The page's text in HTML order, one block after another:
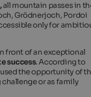
,all mountain passes in
Grödnerjoch, Pordoi
only for
front of an exceptional
success. According to
the opportunity of
or as family